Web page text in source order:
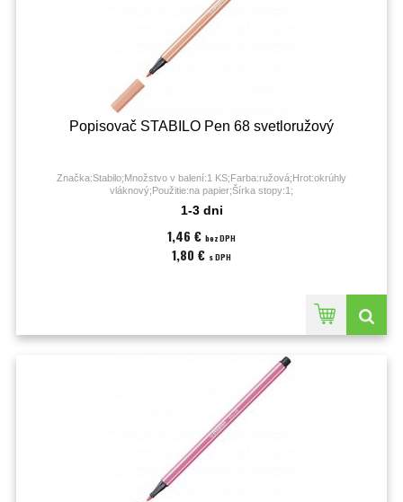
Popisovač STABILO Pen 68 svetloružový
Značka:Stabilo;Množstvo v balení:1 KS;Farba:ružová;Hrot:okrúhly
vláknový;Použitie:na papier;Šírka stopy:1;
1-3 dni
1,46 € bez DPH
1,80 € s DPH